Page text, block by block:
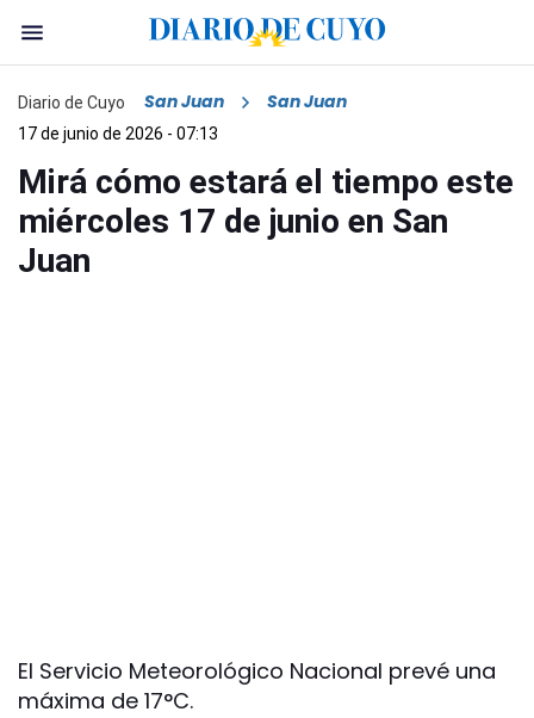
Diario de Cuyo San Juan San Juan
17 de junio de 2026 - 07:13
Mirá cómo estará el tiempo este
miércoles 17 de junio en San
Juan
El Servicio Meteorológico Nacional prevé una
máxima de 17°C.